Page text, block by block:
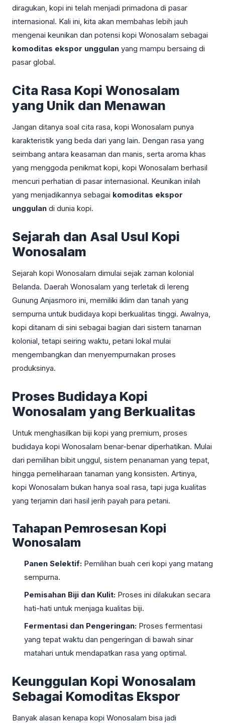
diragukan, kopi ini telah menjadi primadona di pasar
internasional. Kali ini, kita akan membahas lebih jauh
mengenai keunikan dan potensi kopi Wonosalam sebagai
komoditas ekspor unggulan yang mampu bersaing di
pasar global.
Cita Rasa Kopi Wonosalam
yang Unik dan Menawan
Jangan ditanya soal cita rasa, kopi Wonosalam punya
karakteristik yang beda dari yang lain. Dengan rasa yang
seimbang antara keasaman dan manis, serta aroma khas
yang menggoda penikmat kopi, kopi Wonosalam berhasil
mencuri perhatian di pasar internasional. Keunikan inilah
yang menjadikannya sebagai komoditas ekspor
unggulan di dunia kopi.
Sejarah dan Asal Usul Kopi
Wonosalam
Sejarah kopi Wonosalam dimulai sejak zaman kolonial
Belanda. Daerah Wonosalam yang terletak di lereng
Gunung Anjasmoro ini, memiliki iklim dan tanah yang
sempurna untuk budidaya kopi berkualitas tinggi. Awalnya,
kopi ditanam di sini sebagai bagian dari sistem tanaman
kolonial, tetapi seiring waktu, petani lokal mulai
mengembangkan dan menyempurnakan proses
produksinya.
Proses Budidaya Kopi
Wonosalam yang Berkualitas
Untuk menghasilkan biji kopi yang premium, proses
budidaya kopi Wonosalam benar-benar diperhatikan. Mulai
dari pemilihan bibit unggul, sistem penanaman yang tepat,
hingga pemeliharaan tanaman yang konsisten. Artinya,
kopi Wonosalam bukan hanya soal rasa, tapi juga kualitas
yang terjamin dari hasil jerih payah para petani.
Tahapan Pemrosesan Kopi
Wonosalam
Panen Selektif: Pemilihan buah ceri kopi yang matang
sempurna.
Pemisahan Biji dan Kulit: Proses ini dilakukan secara
hati-hati untuk menjaga kualitas biji.
Fermentasi dan Pengeringan: Proses fermentasi
yang tepat waktu dan pengeringan di bawah sinar
matahari untuk mendapatkan rasa yang optimal.
Keunggulan Kopi Wonosalam
Sebagai Komoditas Ekspor
Banyak alasan kenapa kopi Wonosalam bisa jadi